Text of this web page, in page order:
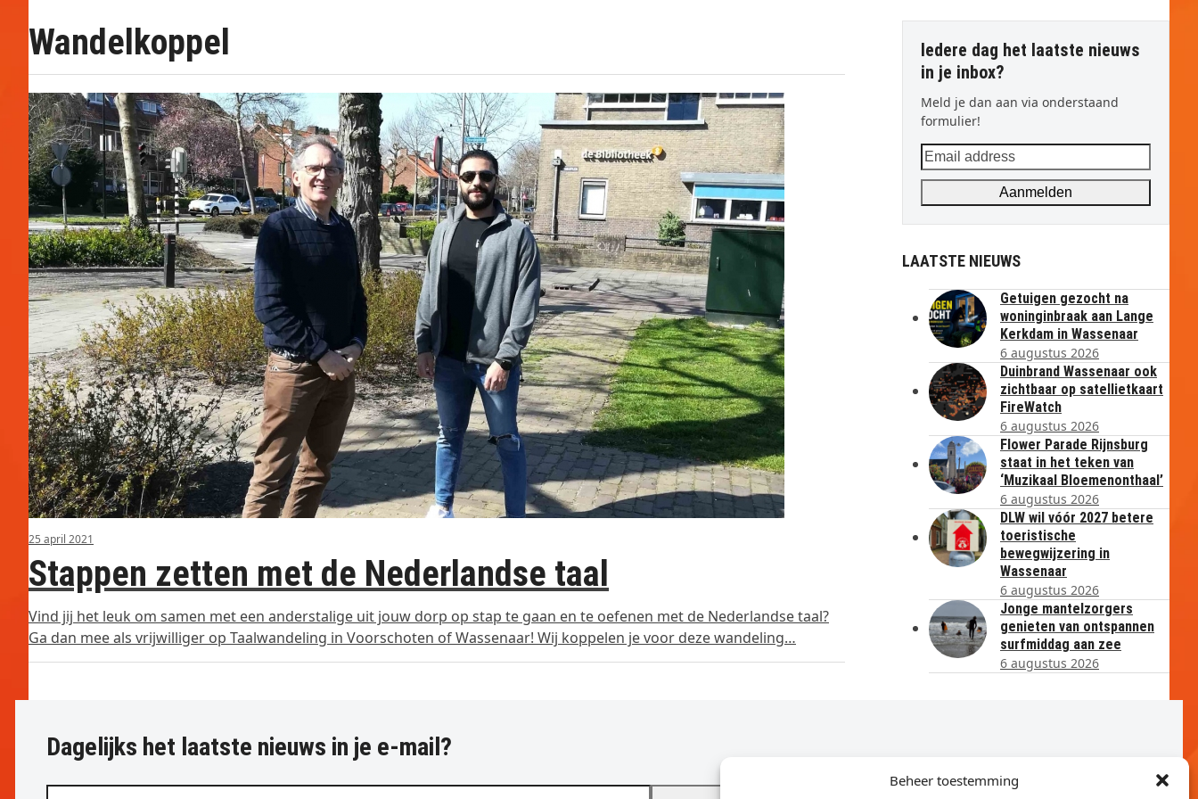
Beheer toestemming
Wandelkoppel
25 april 2021
Stappen zetten met de Nederlandse taal
Vind jij het leuk om samen met een anderstalige uit jouw dorp op stap te gaan en te oefenen met de Nederlandse taal?
Ga dan mee als vrijwilliger op Taalwandeling in Voorschoten of Wassenaar! Wij koppelen je voor deze wandeling…
Iedere dag het laatste nieuws
in je inbox?
Meld je dan aan via onderstaand
formulier!
Email
address
Aanmelden
LAATSTE NIEUWS
Getuigen gezocht na
woninginbraak aan Lange
Kerkdam in Wassenaar
6 augustus 2026
Duinbrand Wassenaar ook
zichtbaar op satellietkaart
FireWatch
6 augustus 2026
Flower Parade Rijnsburg
staat in het teken van
‘Muzikaal Bloemenonthaal’
6 augustus 2026
DLW wil vóór 2027 betere
toeristische
bewegwijzering in
Wassenaar
6 augustus 2026
Jonge mantelzorgers
genieten van ontspannen
surfmiddag aan zee
6 augustus 2026
Dagelijks het laatste nieuws in je e-mail?